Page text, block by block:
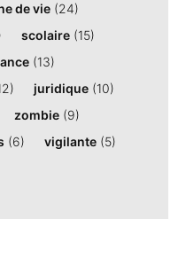
de vie (24)
scolaire (15)
(13)
juridique (10)
zombie (9)
(6) vigilante (5)